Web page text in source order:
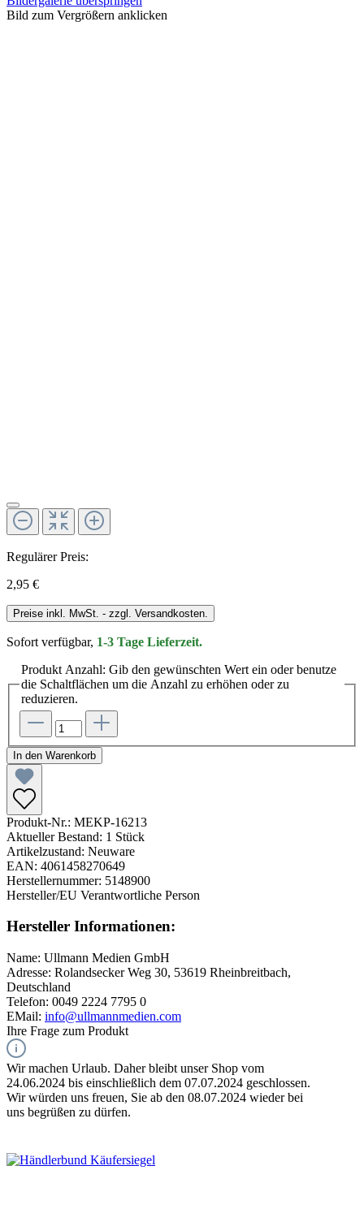
Bild zum Vergrößern anklicken
Regulärer Preis:
2,95 €
Preise inkl. MwSt. - zzgl. Versandkosten.
Sofort verfügbar, 1-3 Tage Lieferzeit.
Produkt Anzahl: Gib den gewünschten Wert ein oder benutze
die Schaltflächen um die Anzahl zu erhöhen oder zu
reduzieren.
In den Warenkorb
Produkt-Nr.: MEKP-16213
Aktueller Bestand: 1 Stück
Artikelzustand: Neuware
EAN: 4061458270649
Herstellernummer: 5148900
Hersteller/EU Verantwortliche Person
Hersteller Informationen:
Name: Ullmann Medien GmbH
Adresse: Rolandsecker Weg 30, 53619 Rheinbreitbach,
Deutschland
Telefon: 0049 2224 7795 0
EMail: info@ullmannmedien.com
Ihre Frage zum Produkt
Wir machen Urlaub. Daher bleibt unser Shop vom
24.06.2024 bis einschließlich dem 07.07.2024 geschlossen.
Wir würden uns freuen, Sie ab den 08.07.2024 wieder bei
uns begrüßen zu dürfen.